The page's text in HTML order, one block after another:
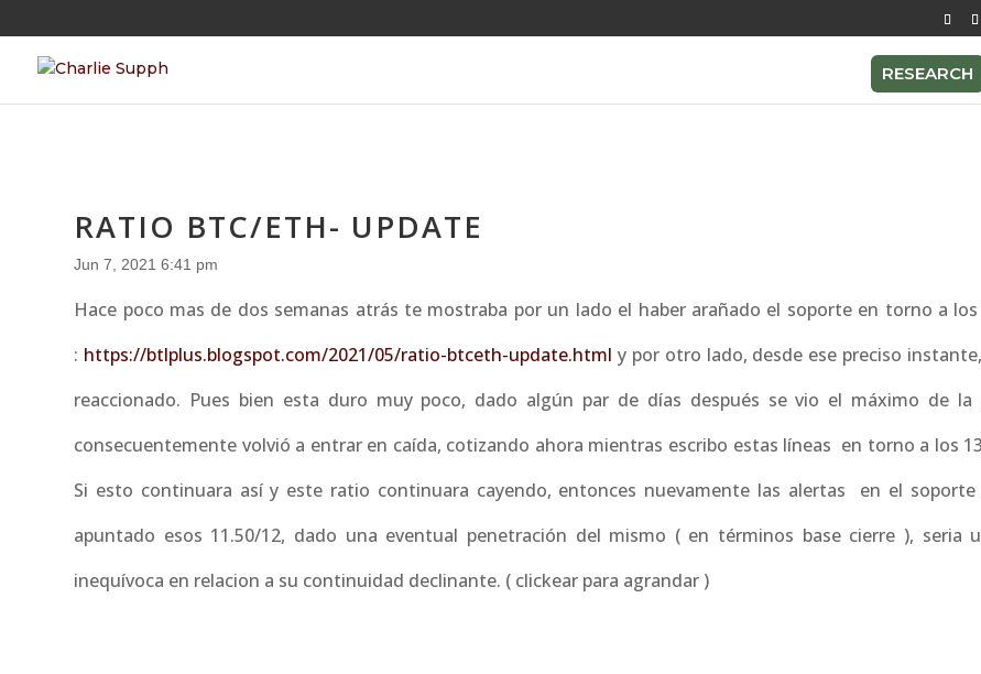
RESEARCH
RATIO BTC/ETH- UPDATE
Jun 7, 2021 6:41 pm
Hace poco mas de dos semanas atrás te mostraba por un lado el haber arañado el soporte en torno a los
: https://btlplus.blogspot.com/2021/05/ratio-btceth-update.html y por otro lado, desde ese preciso
reaccionado. Pues bien esta duro muy poco, dado algún par de días después se vio el máximo de la
consecuentemente volvió a entrar en caída, cotizando ahora mientras escribo estas líneas en torno a los
Si esto continuara así y este ratio continuara cayendo, entonces nuevamente las alertas en el
apuntado esos 11.50/12, dado una eventual penetración del mismo ( en términos base cierre ), seria
inequívoca en relacion a su continuidad declinante. ( clickear para agrandar )